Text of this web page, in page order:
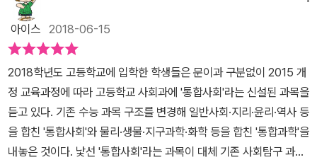
의 행복지수가 높은 이유는 무엇일까요?행복지수 1위 덴마트 국민의
행복 비결 6가지는 자유, 안정, 평등, 신뢰,이웃, 환경입니다. 이 6가
지 키워드는 유엔의 지속 가능한 발전 해법 네트워크가세계행복보고
서를 작성하면서 고려하는 평가 기준이라고 볼 수 있습니다. 행복한
나라로 꼽히는 덴마크나 부탄의 사회적 조건을 헬조선이라고불리는
우리나라와 비교해본다면 우리나라에 몇 가지 변화가 필요하다는 점
을 알 수 있습니다. 우리는 행복이 삶의 중요한 목표라는 것을 알고 있
습니다. 탈조선만이 방법이 아니며, 우리 스스로 행복한 나라, 대한민
시민의식이 깨였고, 발전했다. 내가 살고 있는 정보화 사회에서는어
떤 변화가 생길지, 어떻게 살아야할 지생각해보는 계기가 될 수 있었
다. '인간의 존엄성을 지키기 위한 다양한 노력들' 수업 시간에 엎드
려 자는 학생을 깨워서 수업을 들으라고 했다면, 교사는 학생의 인권
을 침해한 것일까? 먼저 인권이 무엇인지를 생각해봐야 한다. 인권이
란, 인간의 권리, 인간으로서 살아가기 위해 필요한 권리,인간이 존엄
한 삶을 살아가기 위해 누려야 하는권리를 말한다. 결론적으로는 '아
니오'다. 수업시간은 자기 위함이 아니라공부하기 위해 있는 시간이
다양한 질문, 다양한 관점, 다양한 주장들을 모아보려고 했고,이에 1
권에서는 통합적 관점이란 무엇이고'행복' '자연환경' '생활공간' '인
권'에 관한 이야기를 다루었다.일례로 '커피 한 잔'에 담긴 통합적 관
점을 통해공정무역, 착한 소비라는 것에 대해나의 행동에 다양한 세
계가 스며들어 있음을 느끼는 과정.국가 간 지배와 피지배의 역사, 지
역 간 혹은 국가 간의 경제 교류에서 나타나는 불평등,지구촌 내 불평
등한 공간 구조, 기후와 기온 같은 자연환경에 따른 작물 재배 양상,종
교와 특정 문화의 연계성, 개인의 선택에 영향을 주는 사회구조의 특
로 성장하기 위한 올바른 관점을기르는데 초첨을 맞추어 왔다고 합니
다.통합사회라는 말을 많이 사용하는데요통합사회는 개별 학문의 경
계를 넘어 인간, 사회, 국가, 지구 공동체 및 환경을 통합적인 관점에
서 이해하고이를 통해 청소년들에게 사회 과목에 대한 기초 소양과
미래 사회의 대비에 필용한 역량을 키워주는것을 목적으로 한다고 합
니다. 단산한 지식 중심의 교육에 머무리는 것이 아니라 '삶의 이해와
환경, '인간의 공동체','사회 변화와 공존'의 영역 안에서 다양한 활동
을 통해 통합적 학습을 지향합니다. 이 책은 2015년 교육 과정에서
아이스 2018-06-15
2018학년도 고등학교에 입학한 학생들은 문이과 구분없이 2015 개
정 교육과정에 따라 고등학교 사회과에 '통합사회'라는 신설된 과목을
듣고 있다. 기존 수능 과목 구조를 변경해 일반사회·지리·윤리·역사 등
을 합친 '통합사회'와 물리·생물·지구과학·화학 등을 합친 '통합과학'을
내놓은 것이다. 낯선 '통합사회'라는 과목이 대체 기존 사회탐구 과목